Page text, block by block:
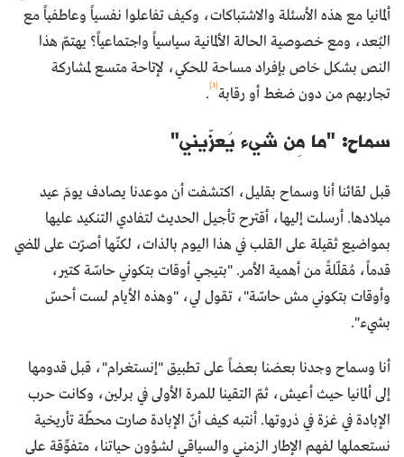
ألمانيا مع هذه الأسئلة والاشتباكات، وكيف تفاعلوا نفسياً وعاطفياً مع
البُعد، ومع خصوصية الحالة الألمانية سياسياً واجتماعياً؟ يهتمّ هذا
النص بشكل خاص بإفراد مساحة للحكي، لإتاحة متسع لمشاركة
تجاربهم من دون ضغط أو رقابة .
سماح: "ما مِن شيء يُعزّيني"
قبل لقائنا أنا وسماح بقليل، اكتشفت أن موعدنا يصادف يومَ عيد
ميلادها. أرسلت إليها، أقترح تأجيل الحديث لتفادي التنكيد عليها
بمواضيع ثقيلة على القلب في هذا اليوم بالذات، لكنّها أصرّت على المضي
قدماً، مُقلّلةً من أهمية الأمر. "بتيجي أوقات بتكوني حاسّة كتير،
وأوقات بتكوني مش حاسّة"، تقول لي، "وهذه الأيام لست أحسّ
بشيء".
أنا وسماح وجدنا بعضنا بعضاً على تطبيق "إنستغرام"، قبل قدومها
إلى ألمانيا حيث أعيش، ثمّ التقينا للمرة الأولى في برلين، وكانت حرب
الإبادة في غزة في ذروتها. أنتبه كيف أنّ الإبادة صارت محطّة تأريخية
نستعملها لفهم الإطار الزمني والسياقي لشؤون حياتنا، متفوِّقة على